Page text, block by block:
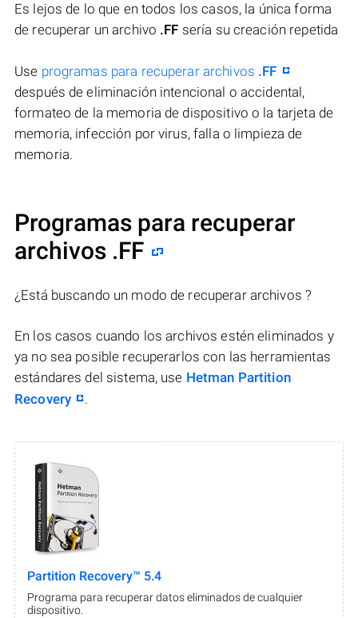
Es lejos de lo que en todos los casos, la única forma
de recuperar un archivo .FF sería su creación repetida
Use programas para recuperar archivos .FF
después de eliminación intencional o accidental,
formateo de la memoria de dispositivo o la tarjeta de
memoria, infección por virus, falla o limpieza de
memoria.
Programas para recuperar
archivos .FF
¿Está buscando un modo de recuperar archivos ?
En los casos cuando los archivos estén eliminados y
ya no sea posible recuperarlos con las herramientas
estándares del sistema, use Hetman Partition
Recovery
.
Partition Recovery™ 5.4
Programa para recuperar datos eliminados de cualquier
dispositivo.